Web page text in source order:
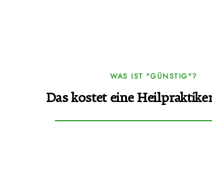
WAS IST "GÜNSTIG"?
Das kostet eine